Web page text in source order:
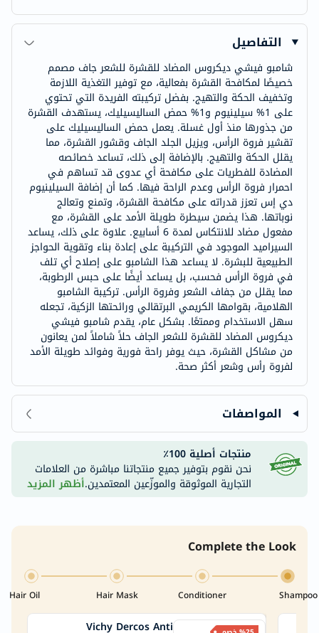
التفاصيل
شامبو فيشي ديكروس المضاد للقشرة للشعر جاف مصمم
خصيصًا لمكافحة القشرة بفعالية، مع توفير التغذية اللازمة
وتخفيف الحكة والتهيج. بفضل تركيبته الفريدة التي تحتوي
على 1% سيلينيوم و1% حمض الساليسيليك، يستهدف القشرة
من جذورها منذ أول غسلة. يعمل حمض الساليسيليك على
تقشير فروة الرأس، ويزيل الجلد الجاف وقشور القشرة، مما
يقلل الحكة والتهيج. بالإضافة إلى ذلك، تساعد خصائصه
المضادة للفطريات على مكافحة أي عدوى قد تساهم في
احمرار فروة الرأس وعدم الراحة فيها. كما أن إضافة السيلينيوم
دي إس تعزز قدراته على مكافحة القشرة، وتمنع وتعالج
نوباتها. هذا يضمن سيطرة طويلة الأمد على القشرة، مع
مفعول مضاد للانتكاس لمدة 6 أسابيع. علاوة على ذلك، يساعد
السيراميد الموجود في التركيبة على إعادة بناء وتقوية الحواجز
الطبيعية للبشرة. لا يساعد هذا الشامبو على إصلاح أي تلف
في فروة الرأس فحسب، بل يساعد أيضًا على حبس الرطوبة،
مما يقلل من جفاف الشعر وفروة الرأس. تركيبة الشامبو
الهلامية، بقوامها الكريمي البرتقالي ورائحتها الزكية، تجعله
سهل الاستخدام وممتعًا. بشكل عام، يقدم شامبو فيشي
ديكروس المضاد للقشرة للشعر الجاف حلاً شاملاً لمن يعانون
من مشاكل القشرة، حيث يوفر راحة فورية وفوائد طويلة الأمد
لفروة رأس وشعر أكثر صحة.
المواصفات
منتجات أصلية 100٪
نحن نقوم بتوفير جميع منتجاتنا مباشرة من العلامات
التجارية الموثوقة والموزّعين المعتمدين.أظهر المزيد
Complete the Look
Shampoo
Conditioner
Hair Mask
Hair Oil
Vichy Dercos Anti